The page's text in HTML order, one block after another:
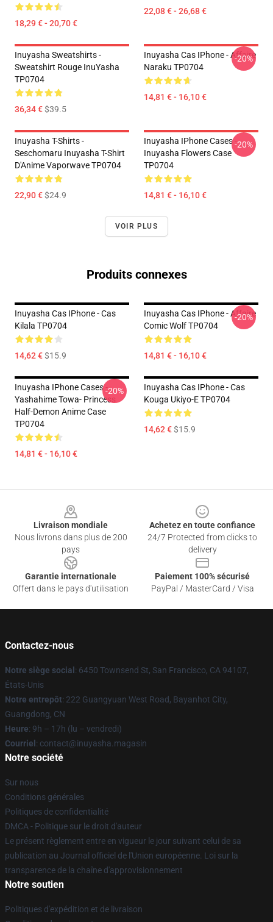
18,29 € - 20,70 €
22,08 € - 26,68 €
Inuyasha Sweatshirts -
Sweatshirt Rouge InuYasha
TP0704
36,34 €$39.5
Inuyasha Cas IPhone - Affaire
Naraku TP0704
14,81 € - 16,10 €
-20%
Inuyasha T-Shirts -
Seschomaru Inuyasha T-Shirt
D'Anime Vaporwave TP0704
22,90 €$24.9
Inuyasha IPhone Cases -
Inuyasha Flowers Case
TP0704
14,81 € - 16,10 €
-20%
VOIR PLUS
Produits connexes
Inuyasha Cas IPhone - Cas
Kilala TP0704
14,62 €$15.9
Inuyasha Cas IPhone - Affaire
Comic Wolf TP0704
14,81 € - 16,10 €
-20%
Inuyasha IPhone Cases -
Yashahime Towa- Princess
Half-Demon Anime Case
TP0704
14,81 € - 16,10 €
-20%
Inuyasha Cas IPhone - Cas
Kouga Ukiyo-E TP0704
14,62 €$15.9
Livraison mondiale
Nous livrons dans plus de 200
pays
Achetez en toute confiance
24/7 Protected from clicks to
delivery
Garantie internationale
Offert dans le pays d'utilisation
Paiement 100% sécurisé
PayPal / MasterCard / Visa
Contactez-nous
Notre siège social : 6450 Townsend St, San Francisco, CA 94107,
États-Unis
Notre entrepôt: 222 Guangyuan West Road, Bayanhot City,
Guangdong, CN
Heure: 9h – 17h (lu – vendredi)
Courriel : contact@inuyasha.magasin
Notre société
Sur nous
Conditions générales
Politiques de confidentialité
DMCA - Politique sur le droit d'auteur
Le présent règlement entre en vigueur le jour suivant celui de sa
publication au Journal officiel de l'Union européenne. Loi sur la
transparence de la chaîne d'approvisionnement
Notre soutien
Politiques d'expédition et de livraison